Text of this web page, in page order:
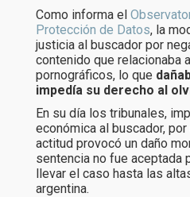
Como informa el
Protección de Datos, la
justicia al buscador por
contenido que relacionaba
pornográficos, lo que
impedía su derecho al
En su día los tribunales,
económica al buscador,
actitud provocó un daño
sentencia no fue aceptada
llevar el caso hasta las
argentina.